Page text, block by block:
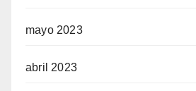
mayo 2023
abril 2023